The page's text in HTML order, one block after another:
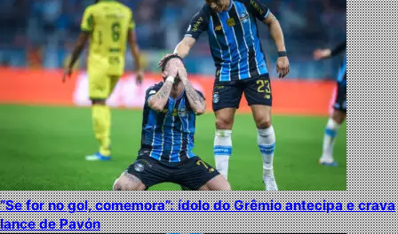
“Se for no gol, comemora”: ídolo do Grêmio antecipa e crava
lance de Pavón